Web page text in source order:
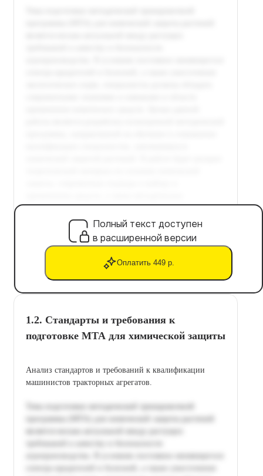
Полный текст доступен
в расширенной версии
Оплатить 449 р.
1.2. Стандарты и требования к
подготовке МТА для химической защиты
Анализ стандартов и требований к квалификации
машинистов тракторных агрегатов.